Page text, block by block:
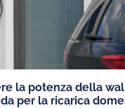
la potenza della
per la ricarica